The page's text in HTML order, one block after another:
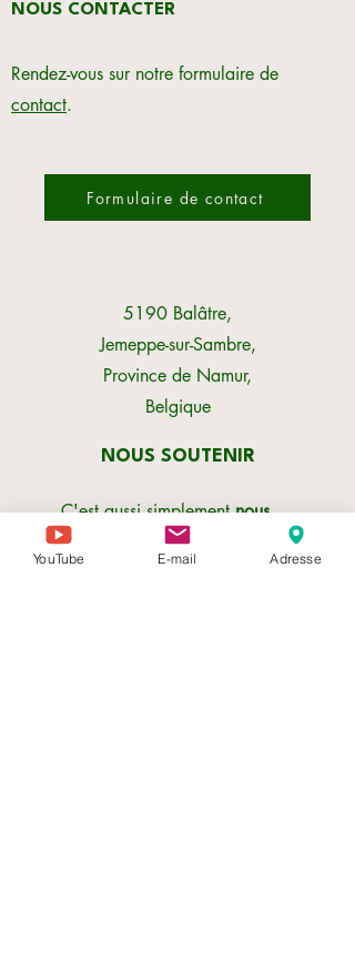
NOUS CONTACTER
Rendez-vous sur notre formulaire de
contact.
Formulaire de contact
5190 Balâtre,
Jemeppe-sur-Sambre,
Province de Namur,
Belgique
NOUS SOUTENIR
C'est aussi simplementnous
suivre
relayernos infos.
YouTube E-mail Adresse